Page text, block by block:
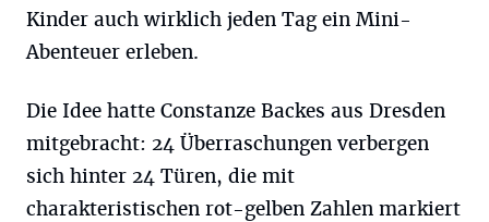
Kinder auch wirklich jeden Tag ein Mini-
Abenteuer erleben.
Die Idee hatte Constanze Backes aus Dresden
mitgebracht: 24 Überraschungen verbergen
sich hinter 24 Türen, die mit
charakteristischen rot-gelben Zahlen markiert